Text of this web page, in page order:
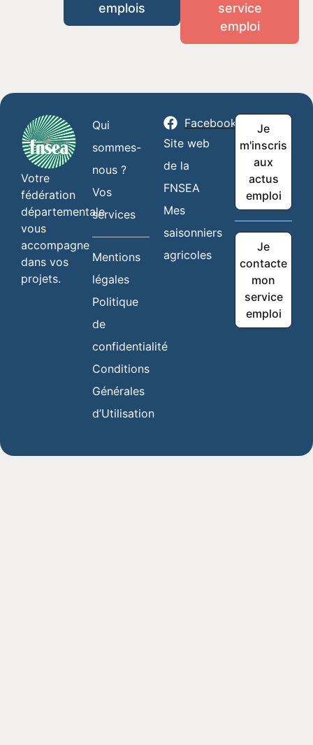
emplois
service
emploi
Votre
fédération
départementale
vous
accompagne
dans vos
projets.
Qui
sommes-
nous ?
Vos
services
Mentions
légales
Politique
de
confidentialité
Conditions
Générales
d’Utilisation
Facebook
Site web
de la
FNSEA
Mes
saisonniers
agricoles
Je
m'inscris
aux
actus
emploi
Je
contacte
mon
service
emploi